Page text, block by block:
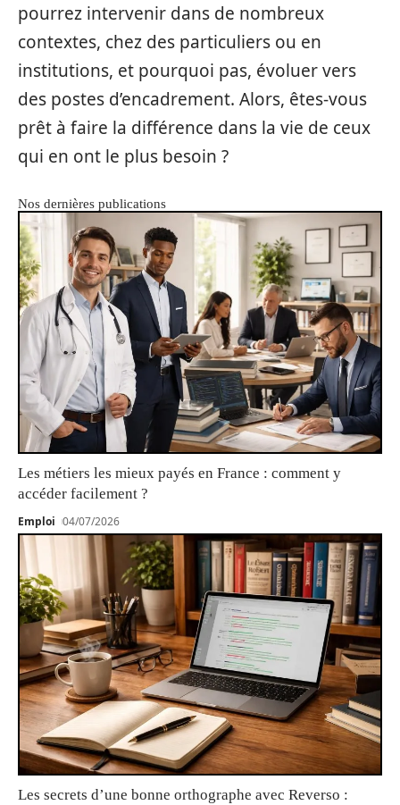
pourrez intervenir dans de nombreux
contextes, chez des particuliers ou en
institutions, et pourquoi pas, évoluer vers
des postes d’encadrement. Alors, êtes-vous
prêt à faire la différence dans la vie de ceux
qui en ont le plus besoin ?
Nos dernières publications
Les métiers les mieux payés en France : comment y
accéder facilement ?
Emploi 04/07/2026
Les secrets d’une bonne orthographe avec Reverso :